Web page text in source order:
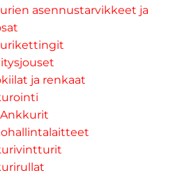
asennustarvikkeet ja
ja renkaat
Ankkurit